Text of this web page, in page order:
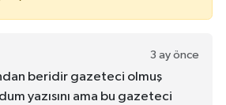
3 ay önce
beridir gazeteci olmuş
yazısını ama bu gazeteci